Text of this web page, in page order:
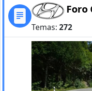
Foro
Temas: 272